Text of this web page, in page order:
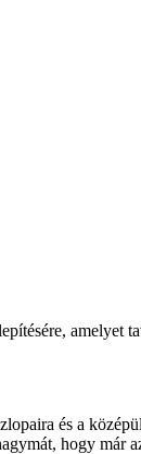
amelyet
és a
hogy már